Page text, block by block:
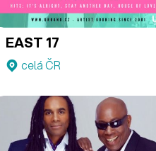
EAST 17
celá ČR